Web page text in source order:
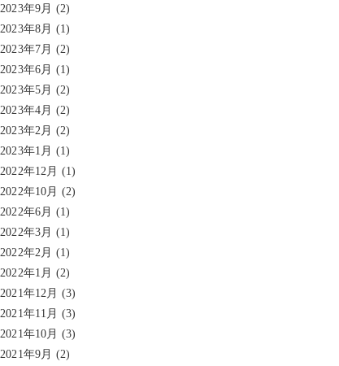
2023年9月 (2)
2023年8月 (1)
2023年7月 (2)
2023年6月 (1)
2023年5月 (2)
2023年4月 (2)
2023年2月 (2)
2023年1月 (1)
2022年12月 (1)
2022年10月 (2)
2022年6月 (1)
2022年3月 (1)
2022年2月 (1)
2022年1月 (2)
2021年12月 (3)
2021年11月 (3)
2021年10月 (3)
2021年9月 (2)